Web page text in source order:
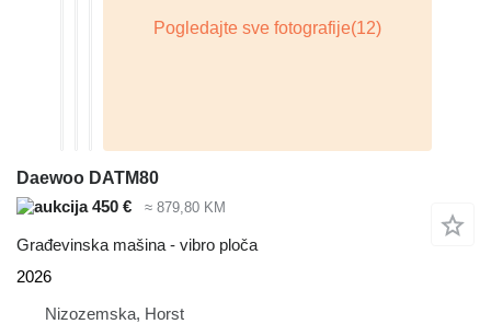
Daewoo DATM80
450 €
≈ 879,80 KM
Građevinska mašina - vibro ploča
2026
Nizozemska, Horst